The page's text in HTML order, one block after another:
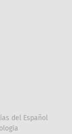
del Español